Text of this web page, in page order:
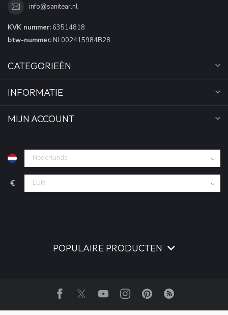
info@sanitear.nl
KVK nummer: 63514818
btw-nummer: NL002415984B28
CATEGORIEËN
INFORMATIE
MIJN ACCOUNT
€
POPULAIRE PRODUCTEN